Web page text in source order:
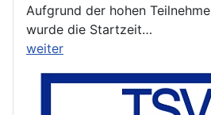
Aufgrund der hohen
wurde die Startzeit…
weiter